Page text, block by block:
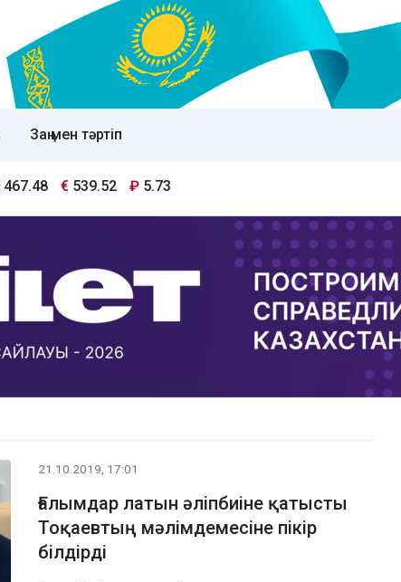
Заң мен тәртіп
467.48 € 539.52 ₽ 5.73
21.10.2019, 17:01
Ғалымдар латын әліпбиіне қатысты
Тоқаевтың мәлімдемесіне пікір
білдірді